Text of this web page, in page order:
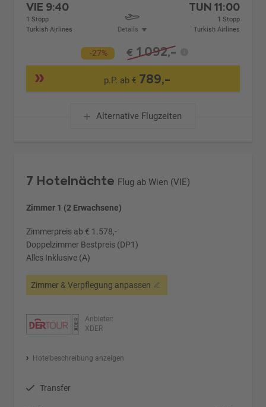
VIE 9:40
1 Stopp
Turkish Airlines
Details
TUN 11:00
1 Stopp
Turkish Airlines
-27% € 1.092,-
p.P. ab € 789,-
Alternative Flugzeiten
7 Hotelnächte Flug ab Wien (VIE)
Zimmer 1 (2 Erwachsene)
Zimmerpreis ab € 1.578,-
Doppelzimmer Bestpreis (DP1)
Alles Inklusive (A)
Zimmer & Verpflegung anpassen
Anbieter:
XDER
Hotelbeschreibung anzeigen
Transfer